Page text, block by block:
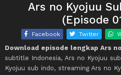
Ars no Kyojuu
(Episode
Facebook Twitter
Download episode lengkap Ars
subtitle Indonesia, Ars no Kyojuu
Kyojuu sub indo, streaming Ars no